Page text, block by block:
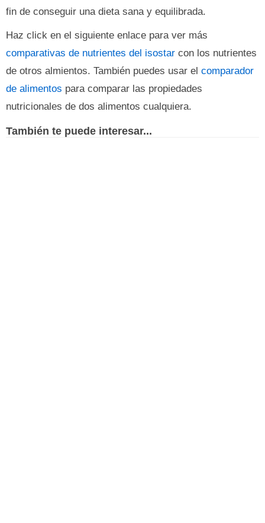
fin de conseguir una dieta sana y equilibrada.
Haz click en el siguiente enlace para ver más
comparativas de nutrientes del isostar con los nutrientes
de otros almientos. También puedes usar el comparador
de alimentos para comparar las propiedades
nutricionales de dos alimentos cualquiera.
También te puede interesar...